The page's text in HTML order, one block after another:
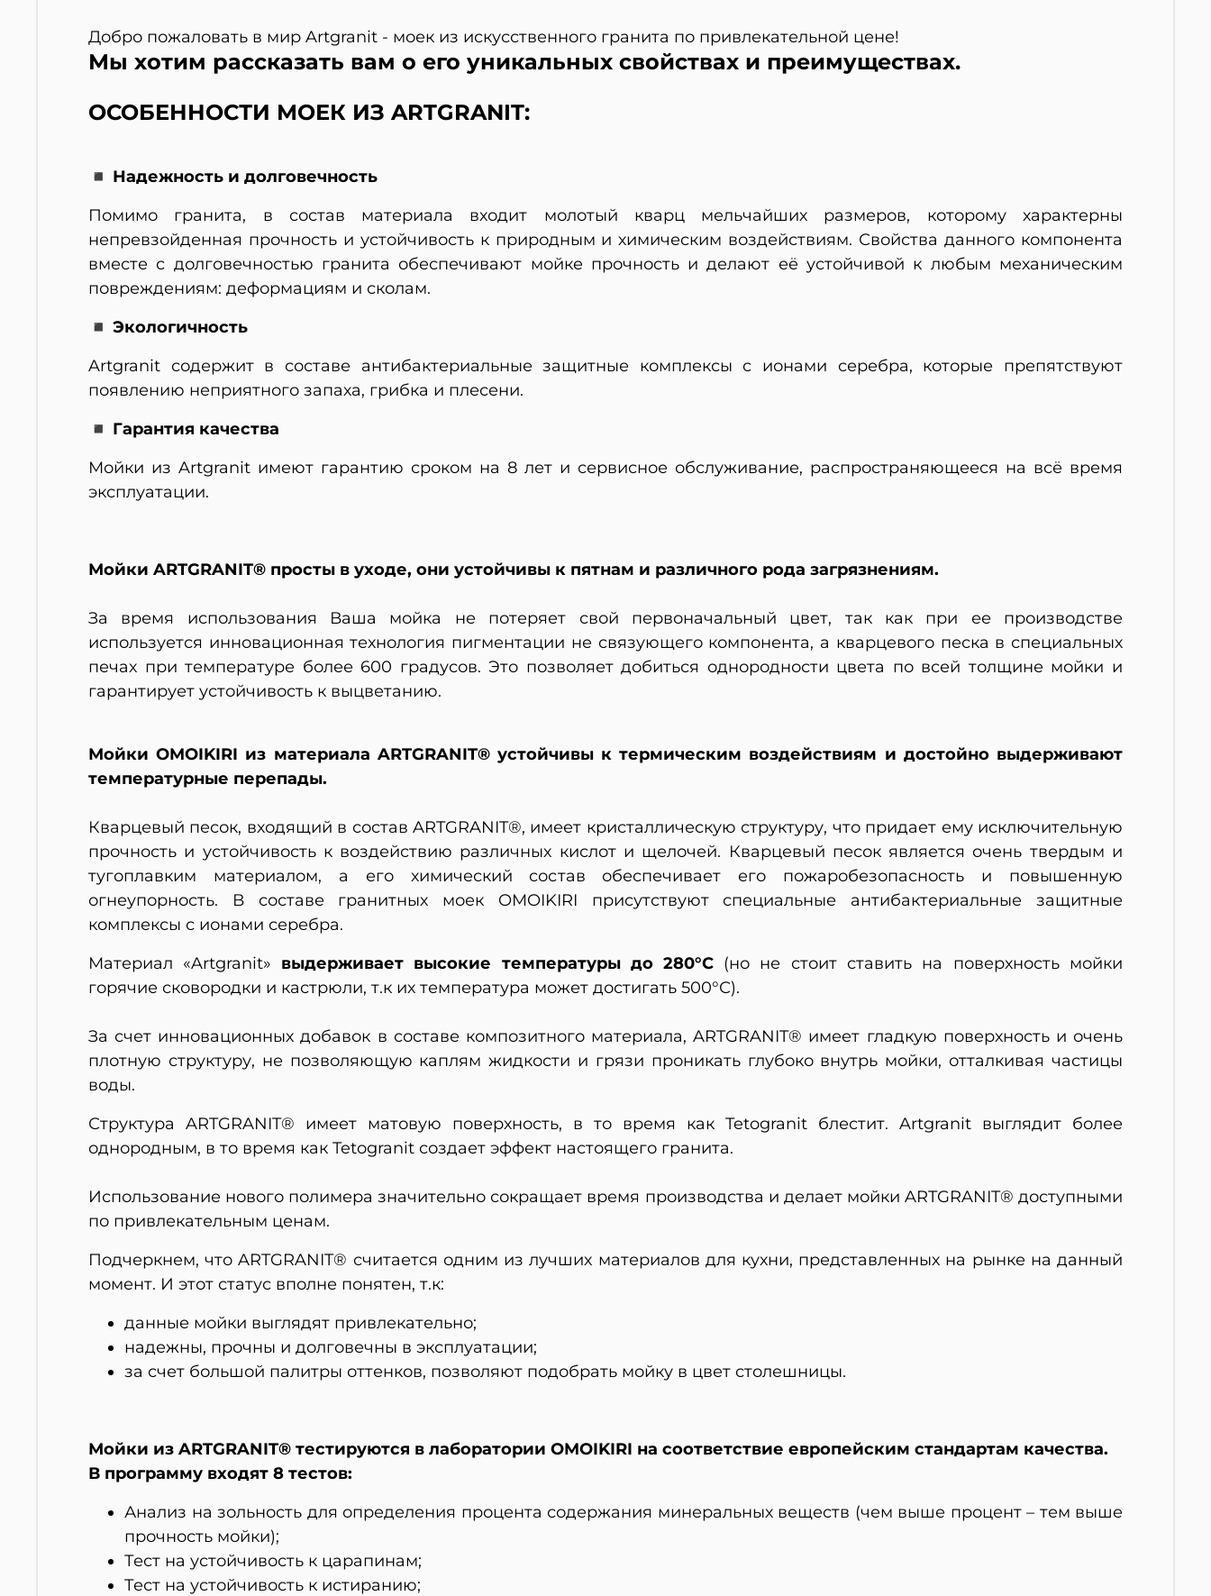
Добро пожаловать в мир Artgranit - моек из искусственного гранита по привлекательной цене!
Мы хотим рассказать вам о его уникальных свойствах и преимуществах.
ОСОБЕННОСТИ МОЕК ИЗ ARTGRANIT:
◾ Надежность и долговечность
Помимо гранита, в состав материала входит молотый кварц мельчайших размеров, которому характерны
непревзойденная прочность и устойчивость к природным и химическим воздействиям. Свойства данного компонента
вместе с долговечностью гранита обеспечивают мойке прочность и делают её устойчивой к любым механическим
повреждениям: деформациям и сколам.
◾ Экологичность
Artgranit содержит в составе антибактериальные защитные комплексы с ионами серебра, которые препятствуют
появлению неприятного запаха, грибка и плесени.
◾ Гарантия качества
Мойки из Artgranit имеют гарантию сроком на 8 лет и сервисное обслуживание, распространяющееся на всё время
эксплуатации.
Мойки ARTGRANIT® просты в уходе, они устойчивы к пятнам и различного рода загрязнениям.
За время использования Ваша мойка не потеряет свой первоначальный цвет, так как при ее производстве
используется инновационная технология пигментации не связующего компонента, а кварцевого песка в специальных
печах при температуре более 600 градусов. Это позволяет добиться однородности цвета по всей толщине мойки и
гарантирует устойчивость к выцветанию.
Мойки OMOIKIRI из материала ARTGRANIT® устойчивы к термическим воздействиям и достойно выдерживают
температурные перепады.
Кварцевый песок, входящий в состав ARTGRANIT®, имеет кристаллическую структуру, что придает ему исключительную
прочность и устойчивость к воздействию различных кислот и щелочей. Кварцевый песок является очень твердым и
тугоплавким материалом, а его химический состав обеспечивает его пожаробезопасность и повышенную
огнеупорность. В составе гранитных моек OMOIKIRI присутствуют специальные антибактериальные защитные
комплексы с ионами серебра.
Материал «Artgranit» выдерживает высокие температуры до 280°С (но не стоит ставить на поверхность мойки
горячие сковородки и кастрюли, т.к их температура может достигать 500°С).
За счет инновационных добавок в составе композитного материала, ARTGRANIT® имеет гладкую поверхность и очень
плотную структуру, не позволяющую каплям жидкости и грязи проникать глубоко внутрь мойки, отталкивая частицы
воды.
Структура ARTGRANIT® имеет матовую поверхность, в то время как Tetogranit блестит. Artgranit выглядит более
однородным, в то время как Tetogranit создает эффект настоящего гранита.
Использование нового полимера значительно сокращает время производства и делает мойки ARTGRANIT® доступными
по привлекательным ценам.
Подчеркнем, что ARTGRANIT® считается одним из лучших материалов для кухни, представленных на рынке на данный
момент. И этот статус вполне понятен, т.к:
данные мойки выглядят привлекательно;
надежны, прочны и долговечны в эксплуатации;
за счет большой палитры оттенков, позволяют подобрать мойку в цвет столешницы.
Мойки из ARTGRANIT® тестируются в лаборатории OMOIKIRI на соответствие европейским стандартам качества.
В программу входят 8 тестов:
Анализ на зольность для определения процента содержания минеральных веществ (чем выше процент – тем выше
прочность мойки);
Тест на устойчивость к царапинам;
Тест на устойчивость к истиранию;